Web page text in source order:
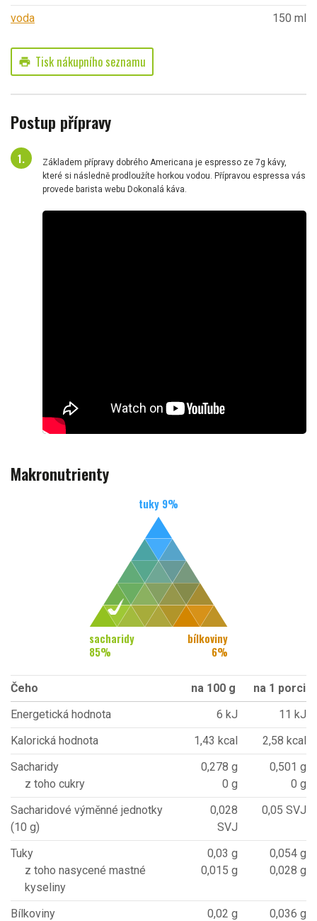
voda
150 ml
print Tisk nákupního seznamu
Postup přípravy
Základem přípravy dobrého Americana je espresso ze 7g kávy,
které si následně prodloužíte horkou vodou. Přípravou espressa vás
provede barista webu Dokonalá káva.
Makronutrienty
tuky 9%
sacharidy
85%
bílkoviny
6%
Čeho na 100 g
na 1 porci
Energetická hodnota
6 kJ
11 kJ
Kalorická hodnota
1,43 kcal
2,58 kcal
Sacharidy
z toho cukry
0,278 g
0 g
0,501 g
0 g
Sacharidové výměnné jednotky
(10 g)
0,028
SVJ
0,05 SVJ
Tuky
z toho nasycené mastné
kyseliny
0,03 g
0,015 g
0,054 g
0,028 g
Bílkoviny 0,02 g
0,036 g